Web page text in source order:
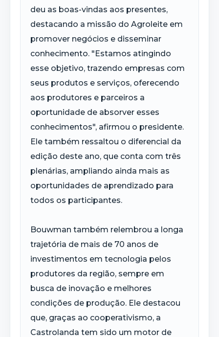
deu as boas-vindas aos presentes,
destacando a missão do Agroleite em
promover negócios e disseminar
conhecimento. "Estamos atingindo
esse objetivo, trazendo empresas com
seus produtos e serviços, oferecendo
aos produtores e parceiros a
oportunidade de absorver esses
conhecimentos", afirmou o presidente.
Ele também ressaltou o diferencial da
edição deste ano, que conta com três
plenárias, ampliando ainda mais as
oportunidades de aprendizado para
todos os participantes.
Bouwman também relembrou a longa
trajetória de mais de 70 anos de
investimentos em tecnologia pelos
produtores da região, sempre em
busca de inovação e melhores
condições de produção. Ele destacou
que, graças ao cooperativismo, a
Castrolanda tem sido um motor de